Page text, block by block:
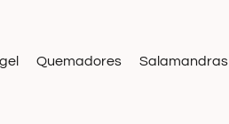
Quemadores Salamandras